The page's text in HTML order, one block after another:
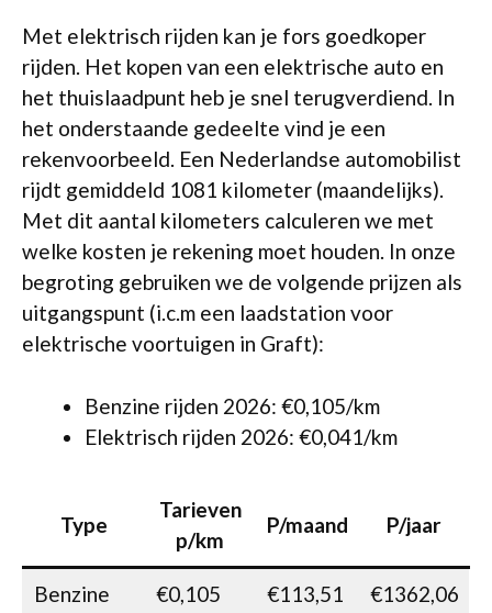
Met elektrisch rijden kan je fors goedkoper
rijden. Het kopen van een elektrische auto en
het thuislaadpunt heb je snel terugverdiend. In
het onderstaande gedeelte vind je een
rekenvoorbeeld. Een Nederlandse automobilist
rijdt gemiddeld 1081 kilometer (maandelijks).
Met dit aantal kilometers calculeren we met
welke kosten je rekening moet houden. In onze
begroting gebruiken we de volgende prijzen als
uitgangspunt (i.c.m een laadstation voor
elektrische voortuigen in Graft):
Benzine rijden 2026: €0,105/km
Elektrisch rijden 2026: €0,041/km
Type
Tarieven
p/km
P/maand P/jaar
Benzine €0,105 €113,51 €1362,06